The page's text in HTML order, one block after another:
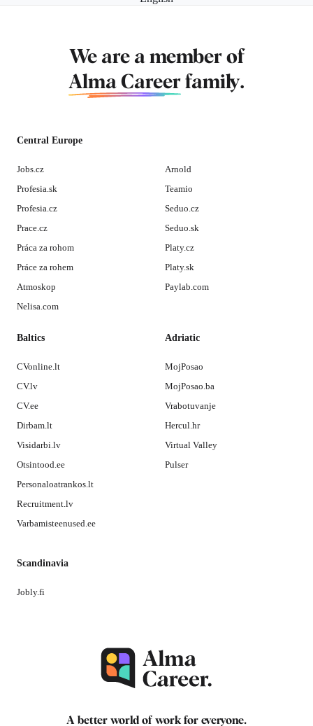
We are a member of
Alma Career family.
Central Europe
Jobs.cz
Profesia.sk
Profesia.cz
Prace.cz
Práca za rohom
Práce za rohem
Atmoskop
Nelisa.com
Arnold
Teamio
Seduo.cz
Seduo.sk
Platy.cz
Platy.sk
Paylab.com
Baltics
CVonline.lt
CV.lv
CV.ee
Dirbam.lt
Visidarbi.lv
Otsintood.ee
Personaloatrankos.lt
Recruitment.lv
Varbamisteenused.ee
Adriatic
MojPosao
MojPosao.ba
Vrabotuvanje
Hercul.hr
Virtual Valley
Pulser
Scandinavia
Jobly.fi
A better world of work for everyone.